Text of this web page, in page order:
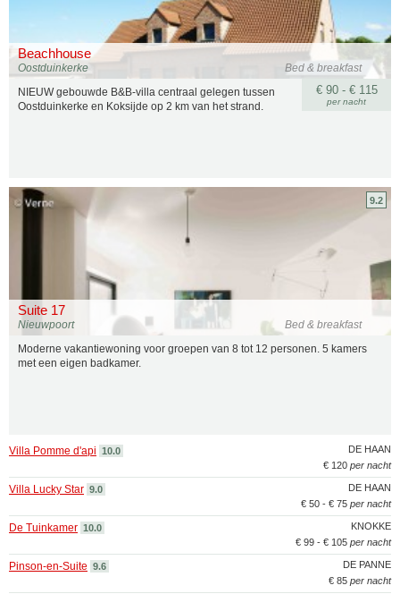
Beachhouse
Bed & breakfast
Oostduinkerke
€ 90 - € 115
per nacht
NIEUW gebouwde B&B-villa centraal gelegen tussen
Oostduinkerke en Koksijde op 2 km van het strand.
Suite 17
Bed & breakfast
Nieuwpoort
9.2
Moderne vakantiewoning voor groepen van 8 tot 12 personen. 5 kamers
met een eigen badkamer.
DE HAAN
Villa Pomme d'api 10.0
€ 120 per nacht
DE HAAN
Villa Lucky Star 9.0
€ 50 - € 75 per nacht
KNOKKE
De Tuinkamer 10.0
€ 99 - € 105 per nacht
DE PANNE
Pinson-en-Suite 9.6
€ 85 per nacht